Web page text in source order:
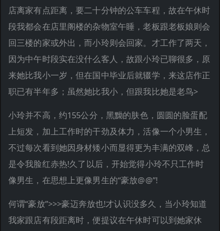
店离家有点距离，要二十分钟的公车车程，故在午休时
段我都会在店里阁楼的杂物室午睡，老板跟老板娘则会
回三楼的家或外出，而小玲则会回家。才工作了两天，
因为中午时段实在没什么客人，故跟小玲已聊很多，原
来她比我小一岁，但在国中毕业后就辍学，来这店作正
职已有半年多；虽然她比我小，但跟我比她是老鸟>
小玲并不高，约155公分，黑黝的肤色，圆圆的脸蛋配
上短发，加上工作时的干劲及体力，活像一个小男生，
不过每次看到她因身材矮小而显得更为丰满的双峰，总
是令我脸红赤热!久了以后，开始觉得小玲不只工作时
像男生，在思想上更像男生的“豪放@@”!
何谓“豪放”>>>豪迈奔放也!才认识没多久，当小玲知道
我家跟店有段距离时，便提议在午休时可以到她家休